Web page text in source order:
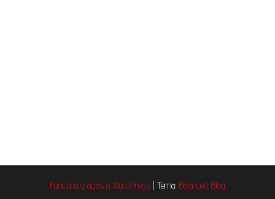
Funciona gracias a WordPress | Tema: Balanced Blog